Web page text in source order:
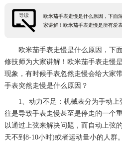
导读
欧米茄手表走慢是什么原因，下面
家讲解！欧米茄手表走慢是所有爱
欧米茄手表走慢是什么原因，下面
修技师为大家讲解！欧米茄手表走慢
现象，有时候手表忽然走慢会给大家
手表突然走慢是什么原因？
1、动力不足：机械表分为手动上
往是导致手表走慢甚至是停走的一个
以通过上弦来解决问题，而自动上弦
天不到8-10小时)或者运动量小的人群